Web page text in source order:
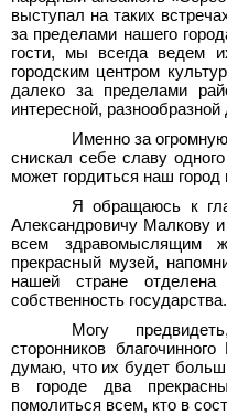
выступал на таких
за пределами нашего
гости, мы всегда ведем
городским центром
далеко за пределами
интересной,
Именно за
снискал себе славу
может гордиться наш город
Я обращаюсь к
Александровичу Малкову
всем здравомыслящим
прекрасный музей,
нашей стране
собственность государства.
Могу
сторонников
думаю, что их будет
в городе два
помолиться всем, кто в